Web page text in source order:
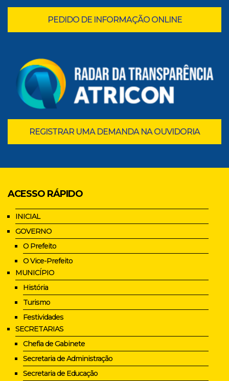
PEDIDO DE INFORMAÇÃO ONLINE
REGISTRAR UMA DEMANDA NA OUVIDORIA
ACESSO RÁPIDO
INICIAL
GOVERNO
O Prefeito
O Vice-Prefeito
MUNICÍPIO
História
Turismo
Festividades
SECRETARIAS
Chefia de Gabinete
Secretaria de Administração
Secretaria de Educação